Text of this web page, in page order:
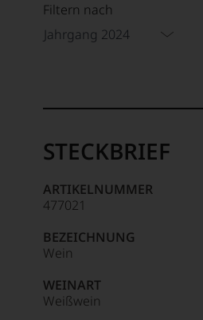
Filtern nach
Jahrgang 2024
STECKBRIEF
ARTIKELNUMMER
477021
BEZEICHNUNG
Wein
WEINART
Weißwein